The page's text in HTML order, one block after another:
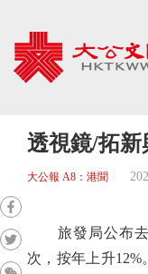
透視鏡/拓
大公報 A8：港聞
旅發局公布去
次，按年上升